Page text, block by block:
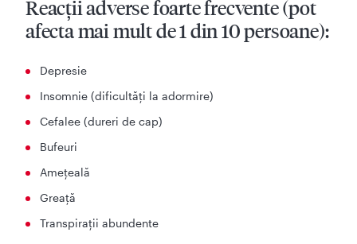
Reacţii adverse foarte frecvente (pot
afecta mai mult de 1 din 10 persoane):
Depresie
Insomnie (dificultăţi la adormire)
Cefalee (dureri de cap)
Bufeuri
Amețeală
Greaţă
Transpiraţii abundente